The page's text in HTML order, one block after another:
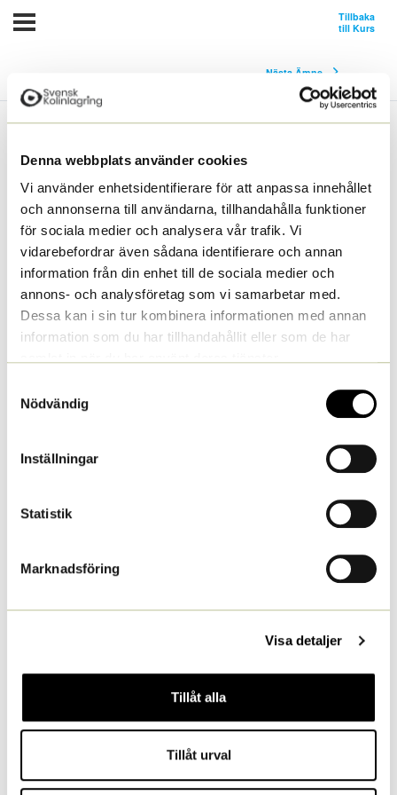
Denna webbplats använder cookies
Vi använder enhetsidentifierare för att anpassa innehållet
och annonserna till användarna, tillhandahålla funktioner
för sociala medier och analysera vår trafik. Vi
vidarebefordrar även sådana identifierare och annan
information från din enhet till de sociala medier och
annons- och analysföretag som vi samarbetar med.
Dessa kan i sin tur kombinera informationen med annan
information som du har tillhandahållit eller som de har
Nödvändig
Inställningar
Statistik
Marknadsföring
Visa detaljer
Tillåt alla
Tillåt urval
Nästa Ämne
Tillbaka
till Kurs
Du måste registrera dig och logga in för att kunna göra
ett quiz, genomföra hela kursen samt för att kunna få
ett diplom.
Den livsviktiga marken
Avsnitt innehåll
Marksammansättning
Tillbaka till Kurs